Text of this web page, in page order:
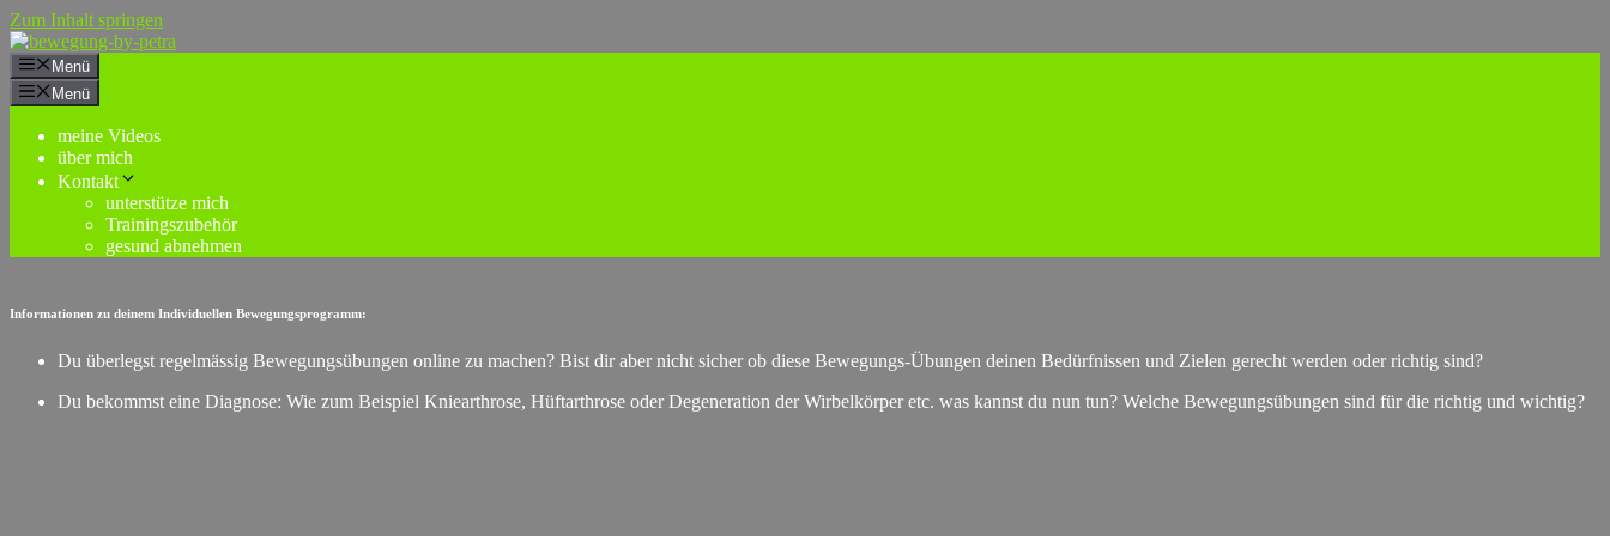
Zum Inhalt springen
Menü
Menü
meine Videos
über mich
Kontakt
unterstütze mich
Trainingszubehör
gesund abnehmen
Informationen zu deinem Individuellen Bewegungsprogramm:
Du überlegst regelmässig Bewegungsübungen online zu machen? Bist dir aber nicht sicher ob diese Bewegungs-Übungen deinen Bedürfnissen und Zielen gerecht werden oder richtig sind?
Du bekommst eine Diagnose: Wie zum Beispiel Kniearthrose, Hüftarthrose oder Degeneration der Wirbelkörper etc. was kannst du nun tun? Welche Bewegungsübungen sind für die richtig und wichtig?